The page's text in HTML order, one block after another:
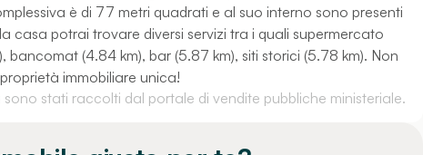
è di 77 metri quadrati e al suo interno sono presenti
casa potrai trovare diversi servizi tra i quali supermercato
bancomat (4.84 km), bar (5.87 km), siti storici (5.78 km). Non
immobiliare unica!
stati raccolti dal portale di vendite pubbliche ministeriale.